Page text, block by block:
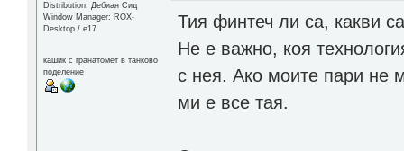
Distribution: Дебиан Сид
Window Manager: ROX-
Desktop / е17
кашик с гранатомет в танково
поделение
Тия финтеч ли са, какви
Не е важно, коя
с нея. Ако моите пари не
ми е все тая.